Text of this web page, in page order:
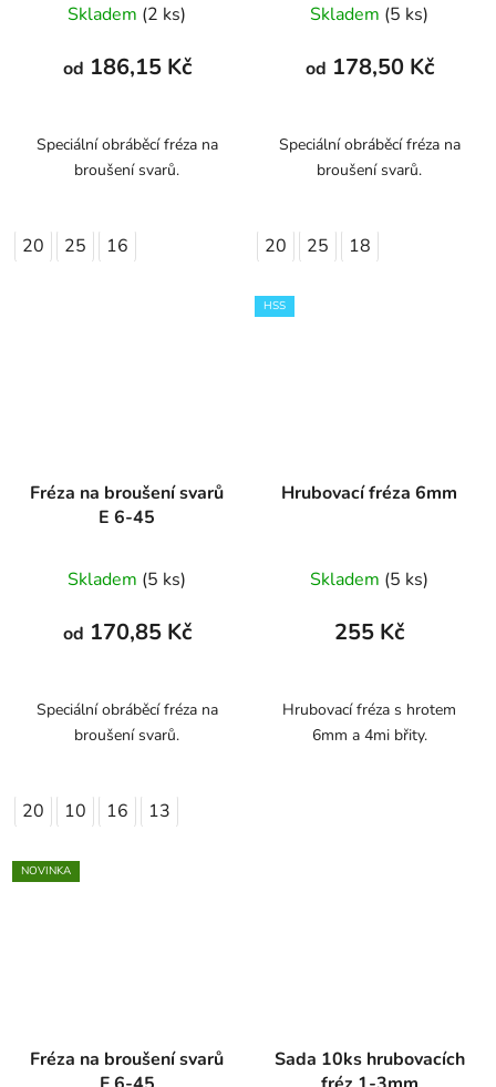
Skladem (2 ks)
od 186,15 Kč
Speciální obráběcí fréza na
broušení svarů.
20 25 16
Skladem (5 ks)
od 178,50 Kč
Speciální obráběcí fréza na
broušení svarů.
20 25 18
Fréza na broušení svarů
E 6-45
Skladem (5 ks)
od 170,85 Kč
Speciální obráběcí fréza na
broušení svarů.
20 10 16 13
HSS
Hrubovací fréza 6mm
Skladem (5 ks)
255 Kč
Hrubovací fréza s hrotem
6mm a 4mi břity.
NOVINKA
Fréza na broušení svarů
Sada 10ks hrubovacích